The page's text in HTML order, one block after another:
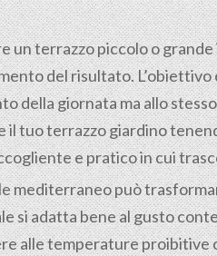
un terrazzo piccolo o grande
del risultato.
della giornata ma allo
tuo terrazzo giardino
e pratico in cui
mediterraneo può
si adatta bene al gusto
alle temperature proibitive